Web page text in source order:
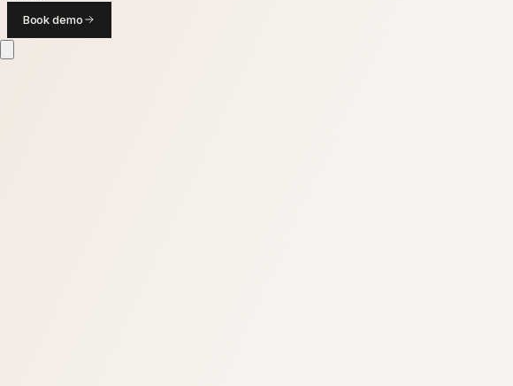
Book demo